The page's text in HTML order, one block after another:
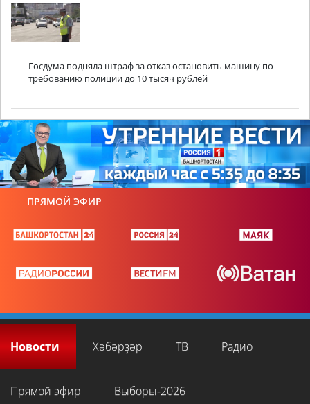
Госдума подняла штраф за отказ остановить машину по
требованию полиции до 10 тысяч рублей
ПРЯМОЙ ЭФИР
Новости Хәбәрҙәр ТВ Радио
Прямой эфир Выборы-2026